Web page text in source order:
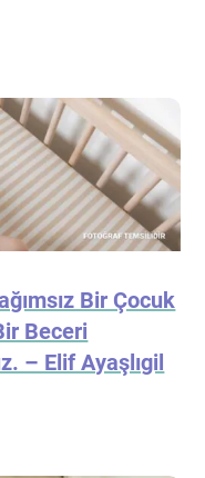
Bir Çocuk
Beceri
– Elif Ayaşlıgil